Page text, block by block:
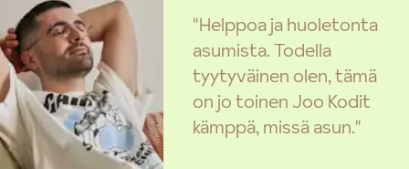
"Helppoa ja huoletonta
asumista. Todella
tyytyväinen olen, tämä
on jo toinen Joo Kodit
kämppä, missä asun."